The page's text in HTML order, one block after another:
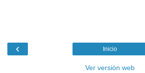
‹ Inicio
Ver versión web